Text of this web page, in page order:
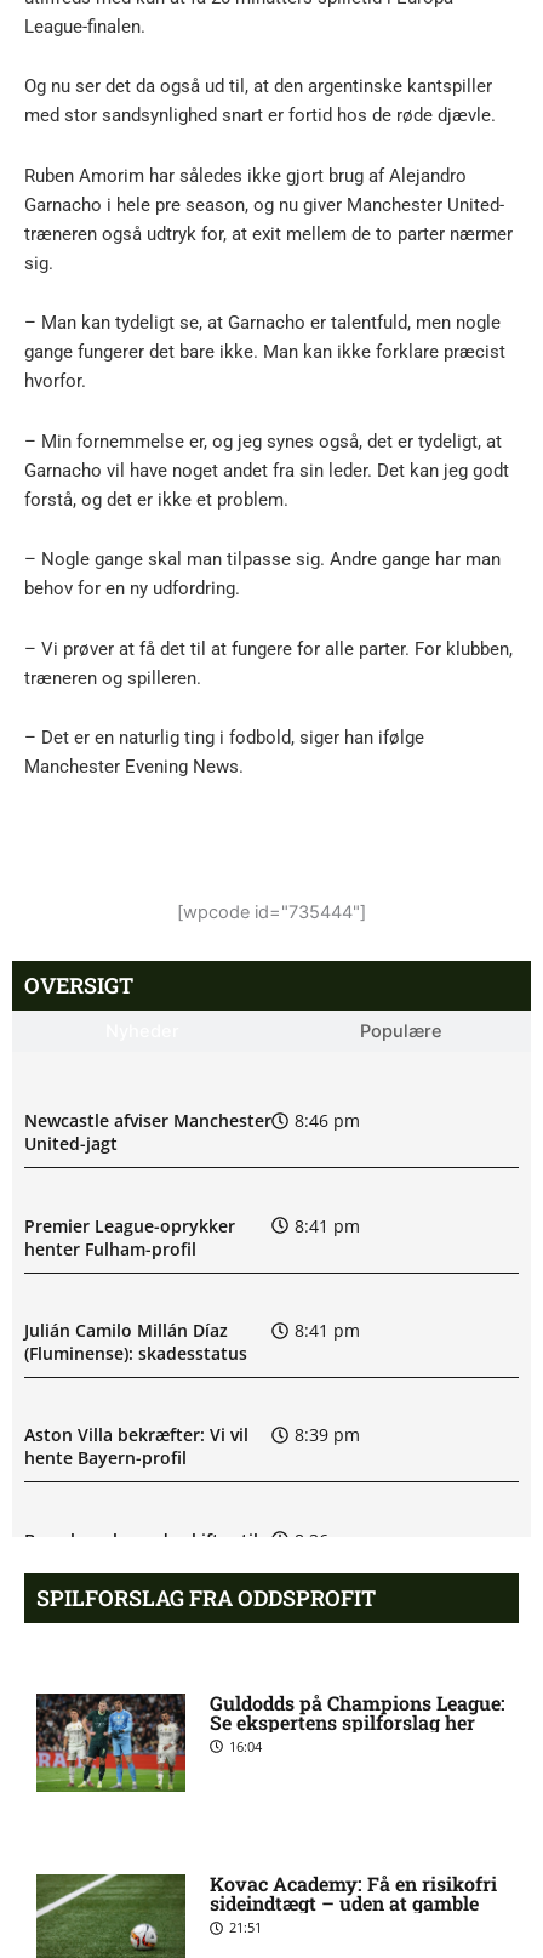
League-finalen.
Og nu ser det da også ud til, at den argentinske kantspiller
med stor sandsynlighed snart er fortid hos de røde djævle.
Ruben Amorim har således ikke gjort brug af Alejandro
Garnacho i hele pre season, og nu giver Manchester United-
træneren også udtryk for, at exit mellem de to parter nærmer
sig.
– Man kan tydeligt se, at Garnacho er talentfuld, men nogle
gange fungerer det bare ikke. Man kan ikke forklare præcist
hvorfor.
– Min fornemmelse er, og jeg synes også, det er tydeligt, at
Garnacho vil have noget andet fra sin leder. Det kan jeg godt
forstå, og det er ikke et problem.
– Nogle gange skal man tilpasse sig. Andre gange har man
behov for en ny udfordring.
– Vi prøver at få det til at fungere for alle parter. For klubben,
træneren og spilleren.
– Det er en naturlig ting i fodbold, siger han ifølge
Manchester Evening News.
[wpcode id="735444"]
OVERSIGT
Populære
Newcastle afviser Manchester
United-jagt
8:46 pm
Premier League-oprykker
henter Fulham-profil
8:41 pm
Julián Camilo Millán Díaz
(Fluminense): skadesstatus
8:41 pm
Aston Villa bekræfter: Vi vil
hente Bayern-profil
8:39 pm
Barcelona-legende skifter til
8:36 pm
Liverpool henter Barcelona-
anfører
Tottenham-spiller
SPILFORSLAG FRA ODDSPROFIT
Guldodds på Champions League:
Se ekspertens spilforslag her
16:04
Kovac Academy: Få en risikofri
sideindtægt – uden at gamble
21:51